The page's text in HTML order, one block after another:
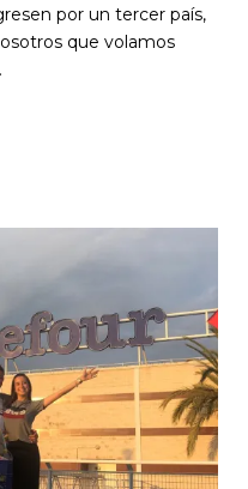
por un tercer país,
que volamos